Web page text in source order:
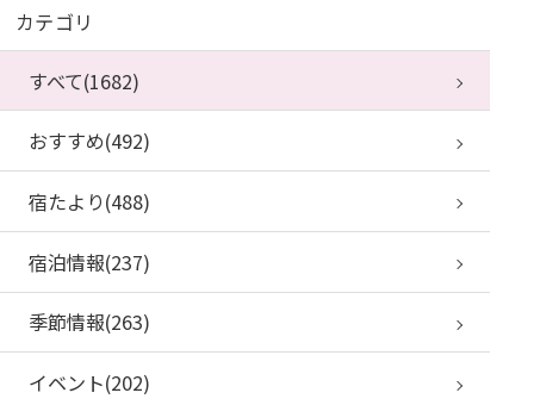
カテゴリ
すべて(1682)
おすすめ(492)
宿たより(488)
宿泊情報(237)
季節情報(263)
イベント(202)